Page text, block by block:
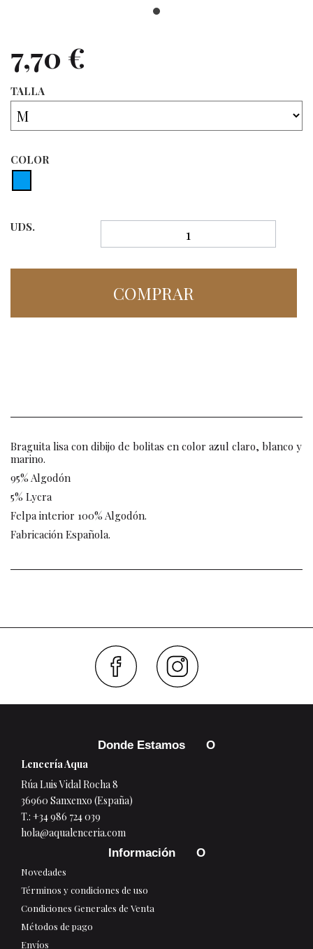
7,70 €
TALLA
COLOR
UDS.
COMPRAR
Braguita lisa con dibijo de bolitas en color azul claro, blanco y
marino.
95% Algodón
5% Lycra
Felpa interior 100% Algodón.
Fabricación Española.
Donde Estamos
Lencería Aqua
Rúa Luis Vidal Rocha 8
36960 Sanxenxo (España)
T.: +34 986 724 039
hola@aqualenceria.com
Información
Novedades
Términos y condiciones de uso
Condiciones Generales de Venta
Métodos de pago
Envíos